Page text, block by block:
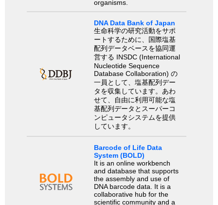
organisms.
DNA Data Bank of Japan
生命科学の研究活動をサポ
ートするために、国際塩基
配列データベースを協同運
営する INSDC (International
Nucleotide Sequence
Database Collaboration) の
一員として、塩基配列デー
タを収集しています。あわ
せて、自由に利用可能な塩
基配列データとスーパーコ
ンピュータシステムを提供
しています。
Barcode of Life Data
System (BOLD)
It is an online workbench
and database that supports
the assembly and use of
DNA barcode data. It is a
collaborative hub for the
scientific community and a